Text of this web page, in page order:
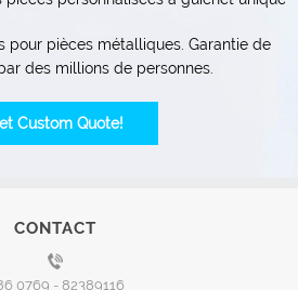
pour pièces métalliques. Garantie de
des millions de personnes.
Custom Quote!
CONTACT
0769 - 82389116